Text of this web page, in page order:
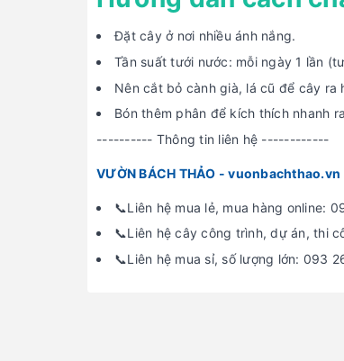
Đặt cây ở nơi nhiều ánh nắng.
Tần suất tưới nước: mỗi ngày 1 lần
Nên cắt bỏ cành già, lá cũ để cây ra
Bón thêm phân để kích thích nhanh
---------- Thông tin liên hệ ------------
VƯỜN BÁCH THẢO - vuonbachthao.vn
📞Liên hệ mua lẻ, mua hàng online:
📞Liên hệ cây công trình, dự án, thi
📞Liên hệ mua sỉ, số lượng lớn: 093